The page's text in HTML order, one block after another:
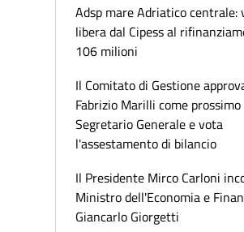
Adsp mare Adriatico centrale:
libera dal Cipess al
106 milioni
Il Comitato di Gestione
Fabrizio Marilli come prossimo
Segretario Generale e vota
l'assestamento di bilancio
Il Presidente Mirco Carloni
Ministro dell'Economia e
Giancarlo Giorgetti